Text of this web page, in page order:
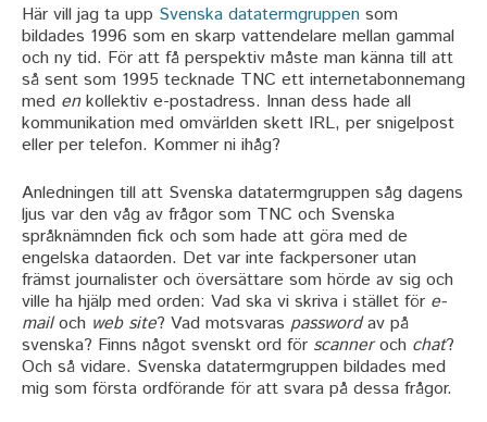
Här vill jag ta upp Svenska datatermgruppen som
bildades 1996 som en skarp vattendelare mellan gammal
och ny tid. För att få perspektiv måste man känna till att
så sent som 1995 tecknade TNC ett internetabonnemang
med enkollektiv e-postadress. Innan dess hade all
kommunikation med omvärlden skett IRL, per snigelpost
eller per telefon. Kommer ni ihåg?
Anledningen till att Svenska datatermgruppen såg dagens
ljus var den våg av frågor som TNC och Svenska
språknämnden fick och som hade att göra med de
engelska dataorden. Det var inte fackpersoner utan
främst journalister och översättare som hörde av sig och
ville ha hjälp med orden: Vad ska vi skriva i stället för e-
mailoch web site? Vad motsvaras passwordav på
svenska? Finns något svenskt ord för scanneroch chat?
Och så vidare. Svenska datatermgruppen bildades med
mig som första ordförande för att svara på dessa frågor.